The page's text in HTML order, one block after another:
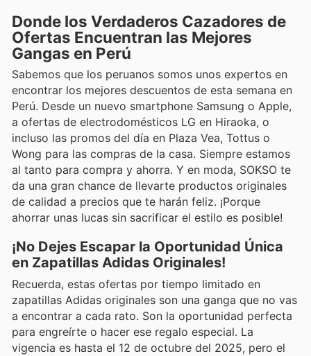
Donde los Verdaderos Cazadores de
Ofertas Encuentran las Mejores
Gangas en Perú
Sabemos que los peruanos somos unos expertos en
encontrar los mejores descuentos de esta semana en
Perú. Desde un nuevo smartphone Samsung o Apple,
a ofertas de electrodomésticos LG en Hiraoka, o
incluso las promos del día en Plaza Vea, Tottus o
Wong para las compras de la casa. Siempre estamos
al tanto para compra y ahorra. Y en moda, SOKSO te
da una gran chance de llevarte productos originales
de calidad a precios que te harán feliz. ¡Porque
ahorrar unas lucas sin sacrificar el estilo es posible!
¡No Dejes Escapar la Oportunidad Única
en Zapatillas Adidas Originales!
Recuerda, estas ofertas por tiempo limitado en
zapatillas Adidas originales son una ganga que no vas
a encontrar a cada rato. Son la oportunidad perfecta
para engreírte o hacer ese regalo especial. La
vigencia es hasta el 12 de octubre del 2025, pero el